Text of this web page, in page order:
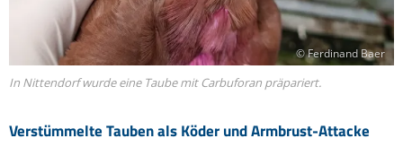
© Ferdinand Baer
In Nittendorf wurde eine Taube mit Carbuforan präpariert.
Verstümmelte Tauben als Köder und Armbrust-Attacke